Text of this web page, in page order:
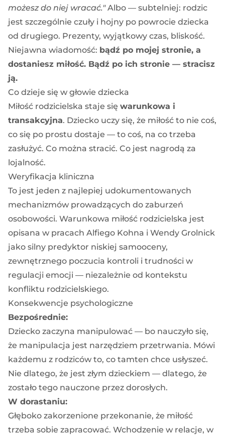
możesz do niej wracać."Albo — subtelniej: rodzic
jest szczególnie czuły i hojny po powrocie dziecka
od drugiego. Prezenty, wyjątkowy czas, bliskość.
Niejawna wiadomość: bądź po mojej stronie, a
dostaniesz miłość. Bądź po ich stronie — stracisz
ją.
Co dzieje się w głowie dziecka
Miłość rodzicielska staje się warunkowa i
transakcyjna. Dziecko uczy się, że miłość to nie coś,
co się po prostu dostaje — to coś, na co trzeba
zasłużyć. Co można stracić. Co jest nagrodą za
lojalność.
Weryfikacja kliniczna
To jest jeden z najlepiej udokumentowanych
mechanizmów prowadzących do zaburzeń
osobowości. Warunkowa miłość rodzicielska jest
opisana w pracach Alfiego Kohna i Wendy Grolnick
jako silny predyktor niskiej samooceny,
zewnętrznego poczucia kontroli i trudności w
regulacji emocji — niezależnie od kontekstu
konfliktu rodzicielskiego.
Konsekwencje psychologiczne
Bezpośrednie:
Dziecko zaczyna manipulować — bo nauczyło się,
że manipulacja jest narzędziem przetrwania. Mówi
każdemu z rodziców to, co tamten chce usłyszeć.
Nie dlatego, że jest złym dzieckiem — dlatego, że
zostało tego nauczone przez dorosłych.
W dorastaniu:
Głęboko zakorzenione przekonanie, że miłość
trzeba sobie zapracować. Wchodzenie w relacje, w